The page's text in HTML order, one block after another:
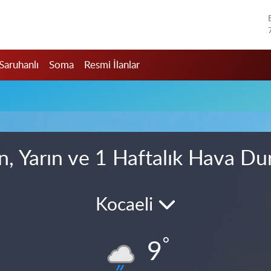
Soma Resmi İlanlar
Yarın ve 1 Haftalık Hava
Kocaeli
9°